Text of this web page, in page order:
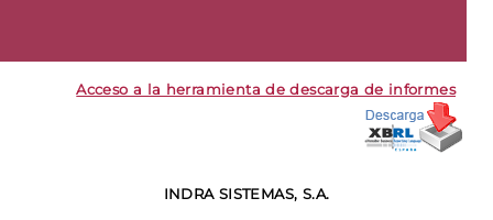
Acceso a la herramienta de descarga de informes
INDRA SISTEMAS, S.A.